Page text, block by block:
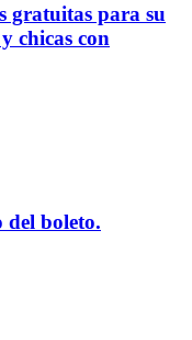
gratuitas para su
chicas con
del boleto.